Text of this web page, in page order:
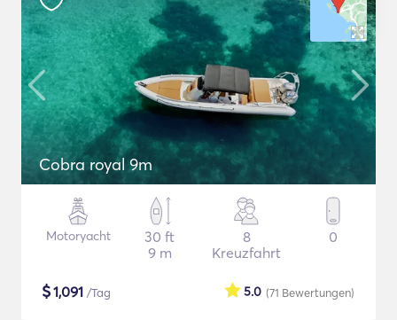
Cobra royal 9m
Motoryacht
30 ft
9 m
8
Kreuzfahrt
0
$1,091 /Tag (71 Bewertungen)
5.0